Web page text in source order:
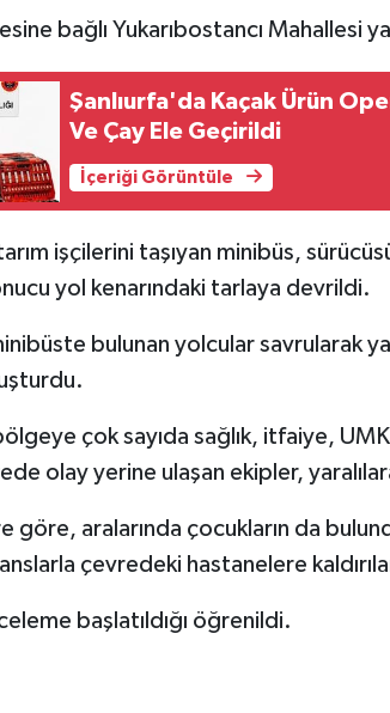
bağlı Yukarıbostancı Mahallesi
Şanlıurfa'da Kaçak Ürün
Ve Çay Ele Geçirildi
İçeriği Görüntüle
işçilerini taşıyan minibüs,
yol kenarındaki tarlaya devrildi.
bulunan yolcular savrularak
çok sayıda sağlık, itfaiye,
olay yerine ulaşan ekipler,
göre, aralarında çocukların da
çevredeki hastanelere
başlatıldığı öğrenildi.